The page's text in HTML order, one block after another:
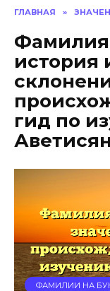
ГЛАВНАЯ »
Фамилия
история
гид по
ФАМИЛИИ НА